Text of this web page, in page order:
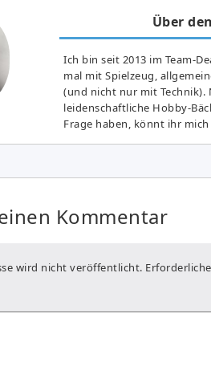
Über
Ich bin seit 2013 im Team-
mal mit Spielzeug,
(und nicht nur mit Technik).
leidenschaftliche Hobby-
Frage haben, könnt ihr
Kommentar
wird nicht veröffentlicht.